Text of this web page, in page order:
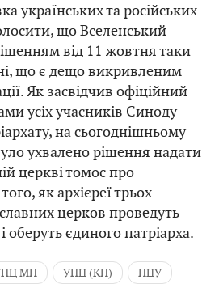
українських та російських
що Вселенський
від 11 жовтня таки
що є дещо викривленим
Як засвідчив офіційний
усіх учасників Синоду
на сьогоднішньому
ухвалено рішення надати
церкві томос про
як архієреї трьох
церков проведуть
оберуть єдиного патріарха.
МП УПЦ (КП) ПЦУ